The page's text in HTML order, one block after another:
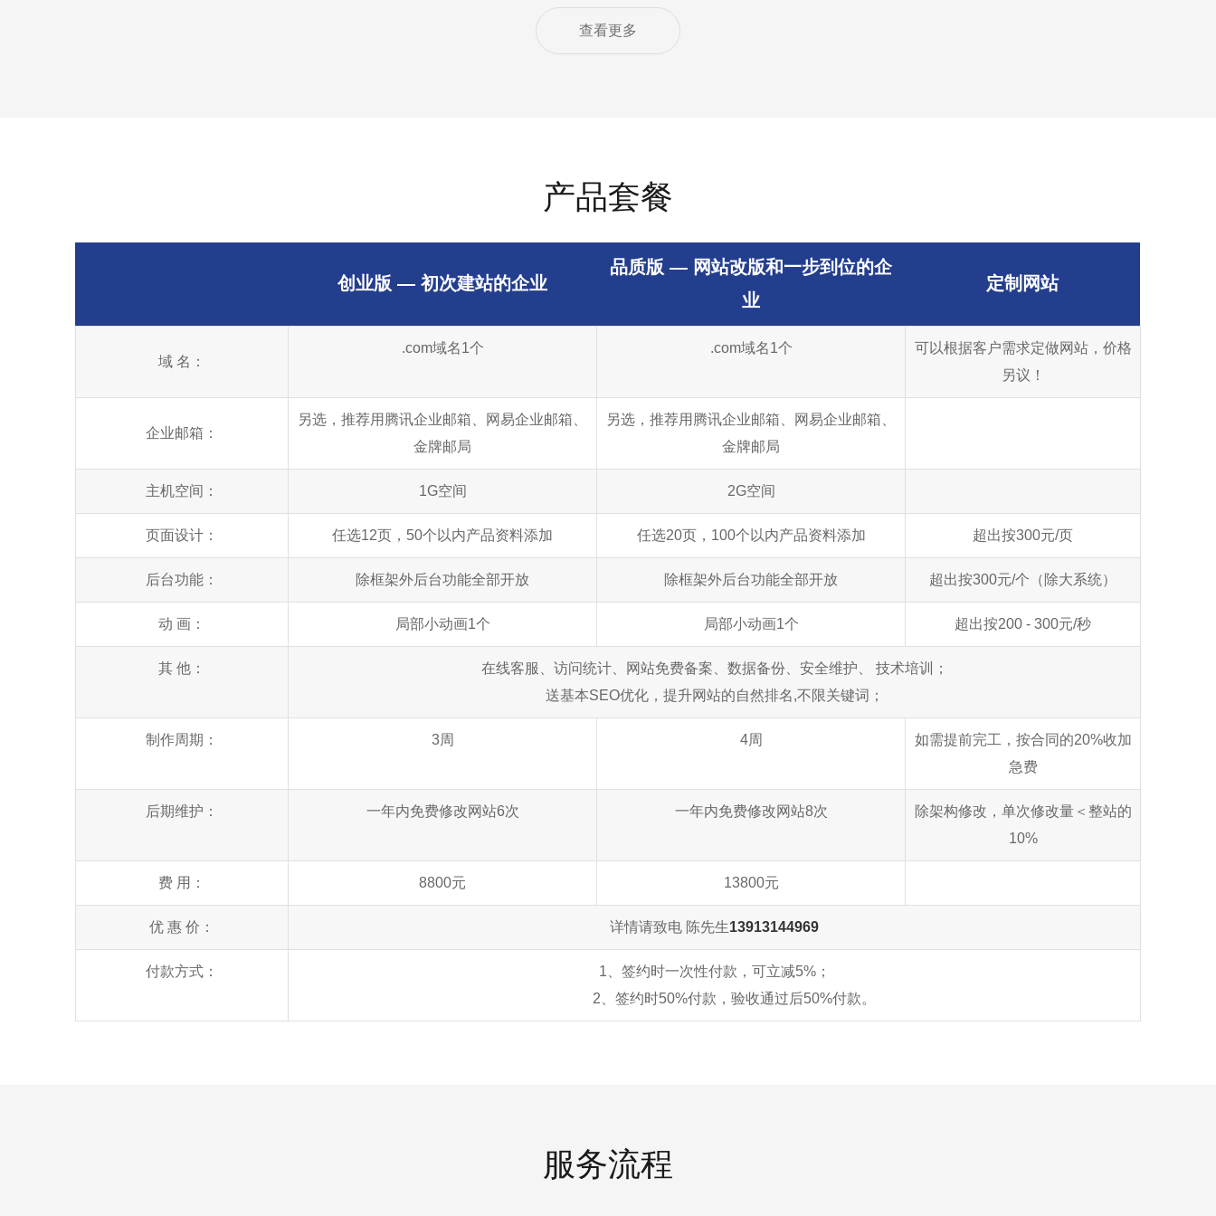
查看更多
产品套餐
创业版 — 初次建站的企业
品质版 — 网站改版和一步到位的企
业
定制网站
域 名：
.com域名1个 .com域名1个
可以根据客户需求定做网站，价格
另议！
企业邮箱：
另选，推荐用腾讯企业邮箱、网易企业邮箱、
金牌邮局
另选，推荐用腾讯企业邮箱、网易企业邮箱、
金牌邮局
主机空间： 1G空间 2G空间
页面设计： 任选12页，50个以内产品资料添加 任选20页，100个以内产品资料添加 超出按300元/页
后台功能： 除框架外后台功能全部开放 除框架外后台功能全部开放 超出按300元/个（除大系统）
动 画： 局部小动画1个 局部小动画1个 超出按200 - 300元/秒
其 他：
在线客服、访问统计、网站免费备案、数据备份、安全维护、 技术培训；
送基本SEO优化，提升网站的自然排名,不限关键词；
制作周期： 3周 4周
如需提前完工，按合同的20%收加
急费
后期维护： 一年内免费修改网站6次 一年内免费修改网站8次
除架构修改，单次修改量＜整站的
10%
费 用： 8800元 13800元
优 惠 价： 详情请致电 陈先生13913144969
付款方式：
1、签约时一次性付款，可立减5%；
2、签约时50%付款，验收通过后50%付款。
服务流程